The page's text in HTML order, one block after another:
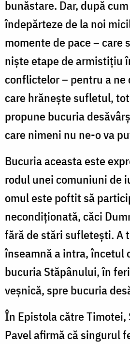
bunăstare. Dar, după
îndepărteze de la noi
momente de pace – care
nişte etape de armistiţiu
conflictelor – pentru a ne
care hrăneşte sufletul,
propune bucuria
care nimeni nu ne-o va
Bucuria aceasta este
rodul unei comuniuni de
omul este poftit să
necondiţionată, căci
fără de stări sufleteşti. A
înseamnă a intra, încetul
bucuria Stăpânului, în
veşnică, spre bucuria
În Epistola către
Pavel afirmă că singurul